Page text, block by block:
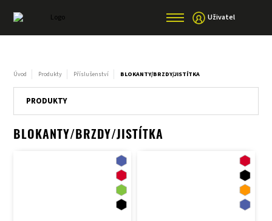
Uživatel
Úvod Produkty Příslušenství BLOKANTY/BRZDY/JISTÍTKA
PRODUKTY
BLOKANTY/BRZDY/JISTÍTKA